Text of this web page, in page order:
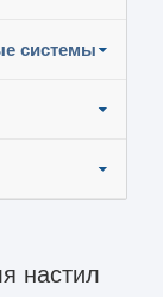
системы
настил